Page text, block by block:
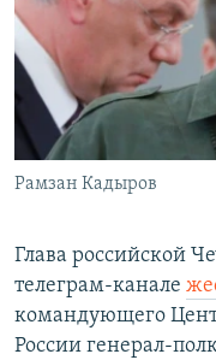
ПОБЕДИТЕЛЕЙ НЕ
КРЫМ.НЕПОКОРЕННЫЙ
ELIFBE
УКРАИНСКАЯ
ПРИСОЕДИНЯЙТЕСЬ!
Все сайты RFE/RL
Рамзан Кадыров
Глава российской
телеграм-канале
командующего
России генерал-